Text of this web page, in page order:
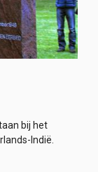
bij het
Indië.